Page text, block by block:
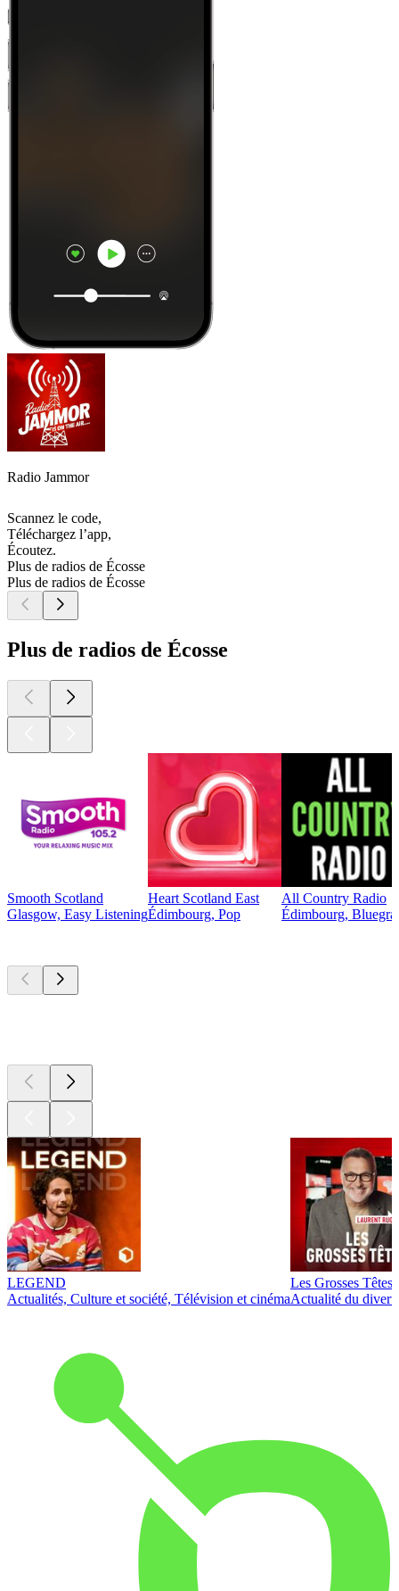
Radio Jammor
Scannez le code,
Téléchargez l’app,
Écoutez.
Plus de radios de Écosse
Plus de radios de Écosse
Plus de radios de Écosse
Smooth Scotland
Glasgow, Easy Listening
Heart Scotland East
Édimbourg, Pop
All Country Radio
Édimbourg,
LEGEND
Actualités, Culture et société, Télévision et cinéma
Les Grosses Têtes
Actualité du